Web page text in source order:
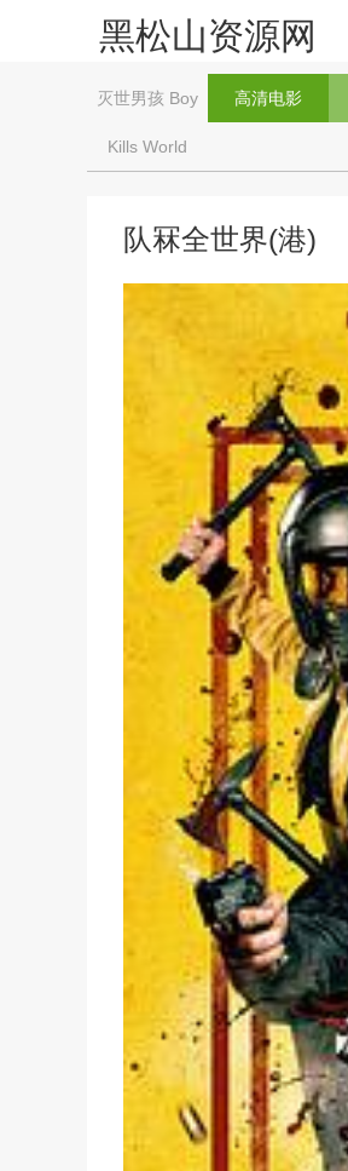
黑松山资源网
灭世男孩 Boy
Kills World
高清电影
队冧全世界(港)